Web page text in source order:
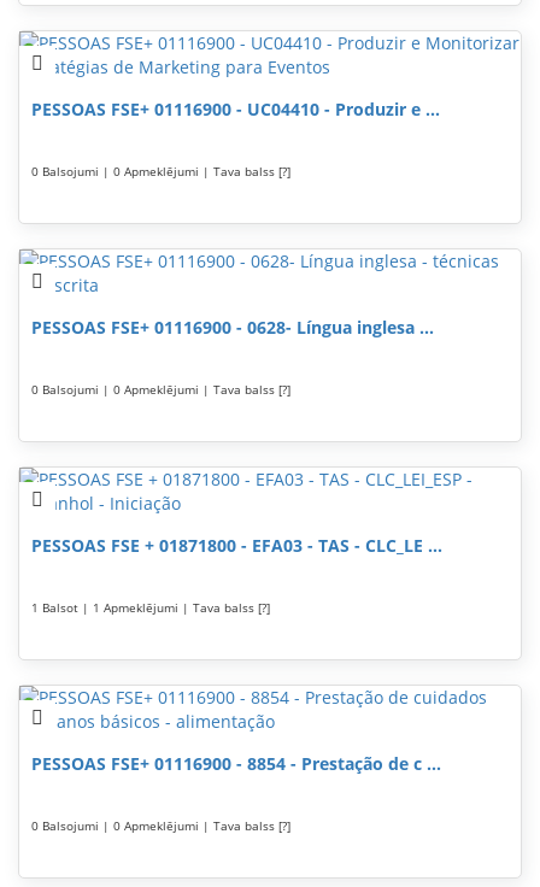
PESSOAS FSE+ 01116900 - UC04410 - Produzir e ...
0 Balsojumi | 0 Apmeklējumi | Tava balss [?]
PESSOAS FSE+ 01116900 - 0628- Língua inglesa ...
0 Balsojumi | 0 Apmeklējumi | Tava balss [?]
PESSOAS FSE + 01871800 - EFA03 - TAS - CLC_LE ...
1 Balsot | 1 Apmeklējumi | Tava balss [?]
PESSOAS FSE+ 01116900 - 8854 - Prestação de c ...
0 Balsojumi | 0 Apmeklējumi | Tava balss [?]